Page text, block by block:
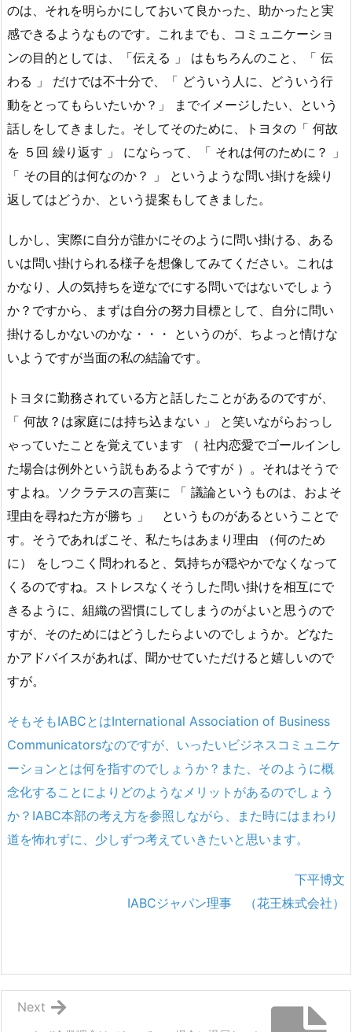
のは、それを明らかにしておいて良かった、助かったと実
感できるようなものです。これまでも、コミュニケーショ
ンの目的としては、「伝える 」 はもちろんのこと、「 伝
わる 」 だけでは不十分で、「 どういう人に、どういう行
動をとってもらいたいか？」 までイメージしたい、という
話しをしてきました。そしてそのために、トヨタの「 何故
を ５回 繰り返す 」 にならって、「 それは何のために？ 」
「 その目的は何なのか？ 」 というような問い掛けを繰り
返してはどうか、という提案もしてきました。
しかし、実際に自分が誰かにそのように問い掛ける、ある
いは問い掛けられる様子を想像してみてください。これは
かなり、人の気持ちを逆なでにする問いではないでしょう
か？ですから、まずは自分の努力目標として、自分に問い
掛けるしかないのかな・・・ というのが、ちよっと情けな
いようですが当面の私の結論です。
トヨタに勤務されている方と話したことがあるのですが、
「 何故？は家庭には持ち込まない 」 と笑いながらおっし
ゃっていたことを覚えています （ 社内恋愛でゴールインし
た場合は例外という説もあるようですが ）。それはそうで
すよね。ソクラテスの言葉に 「 議論というものは、およそ
理由を尋ねた方が勝ち 」 というものがあるということで
す。そうであればこそ、私たちはあまり理由 （何のため
に） をしつこく問われると、気持ちが穏やかでなくなって
くるのですね。ストレスなくそうした問い掛けを相互にで
きるように、組織の習慣にしてしまうのがよいと思うので
すが、そのためにはどうしたらよいのでしょうか。どなた
かアドバイスがあれば、聞かせていただけると嬉しいので
すが。
そもそもIABCとはInternational Association of Business
Communicatorsなのですが、いったいビジネスコミュニケ
ーションとは何を指すのでしょうか？また、そのように概
念化することによりどのようなメリットがあるのでしょう
か？IABC本部の考え方を参照しながら、また時にはまわり
道を怖れずに、少しずつ考えていきたいと思います。
下平博文
IABCジャパン理事 （花王株式会社）
Next